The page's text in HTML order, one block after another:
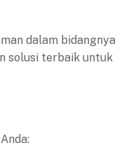
dalam bidangnya
solusi terbaik untuk